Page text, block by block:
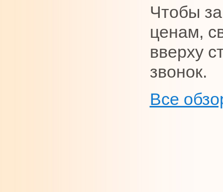
Чтобы
ценам,
вверху
звонок.
Все